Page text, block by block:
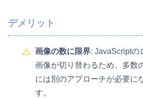
デメリット
画像の数に限界: JavaScriptの
画像が切り替わるため、多数
には別のアプローチが必要に
す。